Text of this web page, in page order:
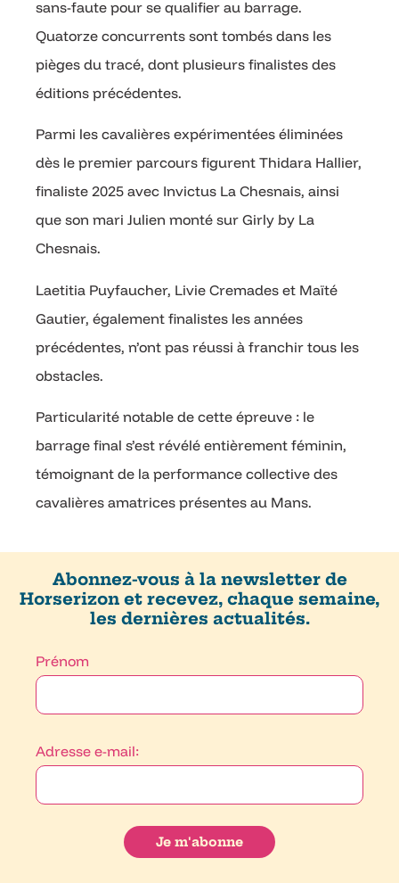
sans-faute pour se qualifier au barrage.
Quatorze concurrents sont tombés dans les
pièges du tracé, dont plusieurs finalistes des
éditions précédentes.
Parmi les cavalières expérimentées éliminées
dès le premier parcours figurent Thidara Hallier,
finaliste 2025 avec Invictus La Chesnais, ainsi
que son mari Julien monté sur Girly by La
Chesnais.
Laetitia Puyfaucher, Livie Cremades et Maïté
Gautier, également finalistes les années
précédentes, n’ont pas réussi à franchir tous les
obstacles.
Particularité notable de cette épreuve : le
barrage final s’est révélé entièrement féminin,
témoignant de la performance collective des
cavalières amatrices présentes au Mans.
Abonnez-vous à la newsletter de
Horserizon et recevez, chaque semaine,
les dernières actualités.
Prénom
Adresse e-mail: